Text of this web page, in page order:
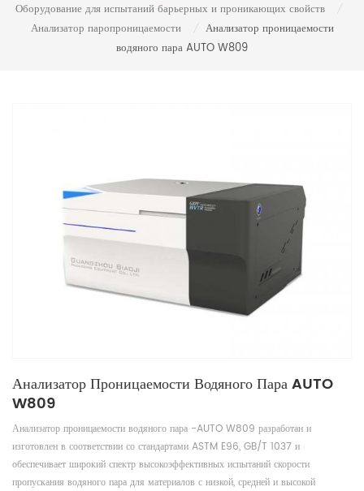
Оборудование для испытаний барьерных и проникающих свойств
Анализатор паропроницаемости
Анализатор проницаемости
водяного пара AUTO W809
Анализатор Проницаемости Водяного Пара AUTO
W809
Анализатор проницаемости водяного пара -AUTO W809 разработан и
изготовлен в соответствии со стандартами ASTM E96, GB/T 1037 и
обеспечивает широкий спектр высокоэффективных испытаний скорости
пропускания водяного пара для материалов с низкой, средней и высокой